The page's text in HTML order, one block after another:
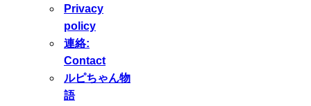
Privacy
policy
連絡:
Contact
ルピちゃん物
語